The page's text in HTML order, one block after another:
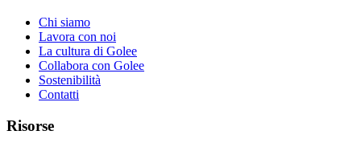
Chi siamo
Lavora con noi
La cultura di Golee
Collabora con Golee
Sostenibilità
Contatti
Risorse